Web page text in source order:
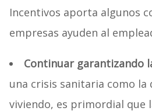
Incentivos aporta algunos
empresas ayuden al
Continuar garantizando
una crisis sanitaria como la
viviendo, es primordial que